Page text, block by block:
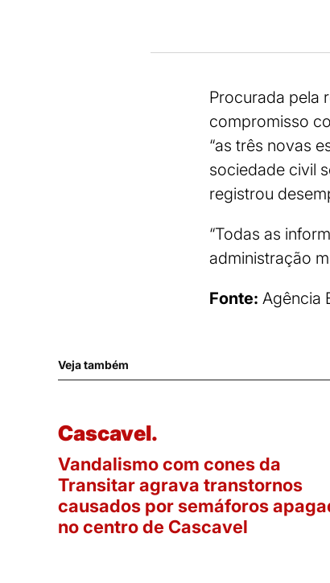
Procurada pela
compromisso
“as três novas
sociedade civil
registrou
“Todas as
administração
Fonte: Agência
Veja também
Cascavel.
Vandalismo com cones da
Transitar agrava transtornos
causados por semáforos
no centro de Cascavel